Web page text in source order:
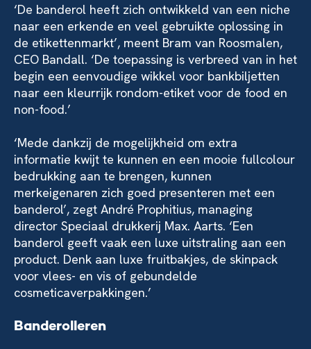
‘De banderol heeft zich ontwikkeld van een niche
naar een erkende en veel gebruikte oplossing in
de etikettenmarkt’, meent Bram van Roosmalen,
CEO Bandall. ‘De toepassing is verbreed van in het
begin een eenvoudige wikkel voor bankbiljetten
naar een kleurrijk rondom-etiket voor de food en
non-food.’
‘Mede dankzij de mogelijkheid om extra
informatie kwijt te kunnen en een mooie fullcolour
bedrukking aan te brengen, kunnen
merkeigenaren zich goed presenteren met een
banderol’, zegt André Prophitius, managing
director Speciaal drukkerij Max. Aarts. ‘Een
banderol geeft vaak een luxe uitstraling aan een
product. Denk aan luxe fruitbakjes, de skinpack
voor vlees- en vis of gebundelde
cosmeticaverpakkingen.’
Banderolleren